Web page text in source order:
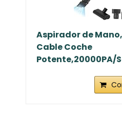
Aspirador de
Cable Coche
Potente,20000PA/